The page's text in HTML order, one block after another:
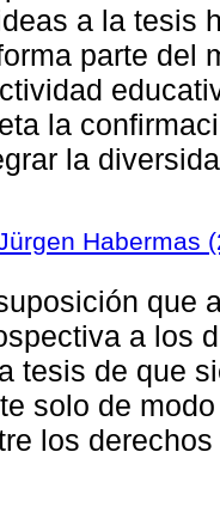
a la tesis
parte del
la
la
Habermas
que
a los
tesis de que
solo de
los